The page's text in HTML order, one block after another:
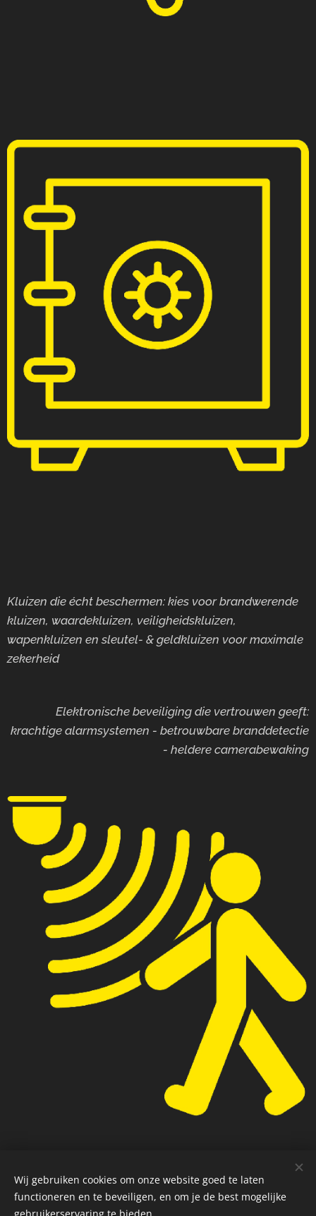
Kluizen die écht beschermen: kies voor brandwerende
kluizen, waardekluizen, veiligheidskluizen,
wapenkluizen en sleutel- & geldkluizen voor maximale
zekerheid
Elektronische beveiliging die vertrouwen geeft:
krachtige alarmsystemen - betrouwbare branddetectie
- heldere camerabewaking
Wij gebruiken cookies om onze website goed te laten
functioneren en te beveiligen, en om je de best mogelijke